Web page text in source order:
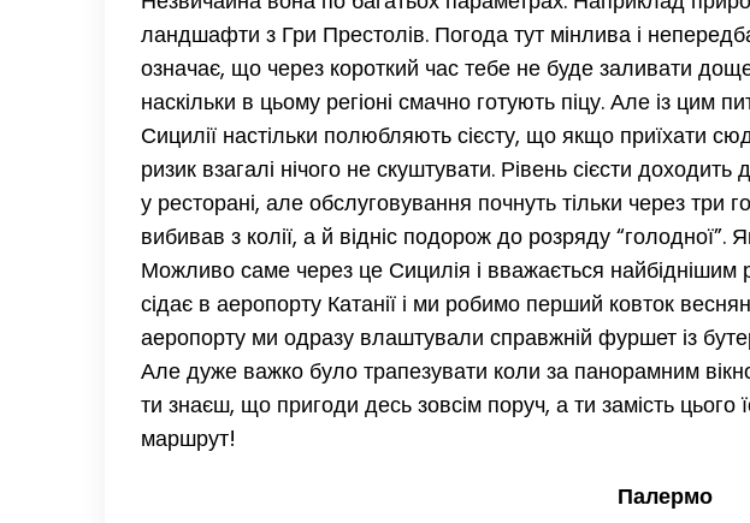
ландшафти з Гри Престолів. Погода тут мінлива і
означає, що через короткий час тебе не буде заливати
наскільки в цьому регіоні смачно готують піцу. Але із
Сицилії настільки полюбляють сієсту, що якщо приїхати
ризик взагалі нічого не скуштувати. Рівень сієсти
у ресторані, але обслуговування почнуть тільки через три
вибивав з колії, а й відніс подорож до розряду “голодної”.
Можливо саме через це Сицилія і вважається найбіднішим
сідає в аеропорту Катанії і ми робимо перший ковток
аеропорту ми одразу влаштували справжній фуршет із
Але дуже важко було трапезувати коли за панорамним
ти знаєш, що пригоди десь зовсім поруч, а ти замість
маршрут!
Палермо